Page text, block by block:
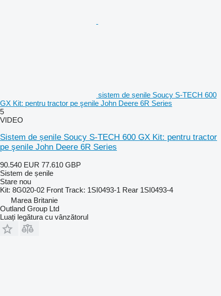
sistem de șenile Soucy S-TECH 600
GX Kit: pentru tractor pe şenile John Deere 6R Series
5
VIDEO
Sistem de șenile Soucy S-TECH 600 GX Kit: pentru tractor
pe şenile John Deere 6R Series
90.540 EUR 77.610 GBP
Sistem de șenile
Stare nou
Kit: 8G020-02 Front Track: 1SI0493-1 Rear 1SI0493-4
Marea Britanie
Outland Group Ltd
Luați legătura cu vânzătorul